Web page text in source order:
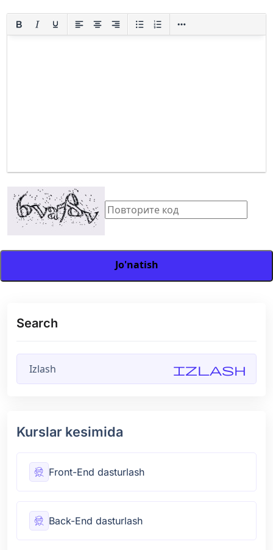
Jo'natish
Search
Izlash
Kurslar kesimida
Front-End dasturlash
Back-End dasturlash